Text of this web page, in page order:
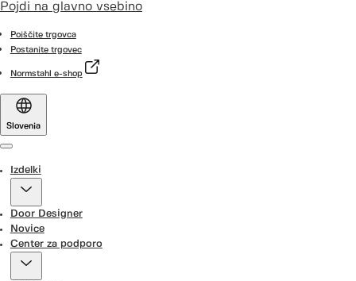
Pojdi na glavno vsebino
Poiščite trgovca
Postanite trgovec
Normstahl e-shop
Slovenia
Izdelki
Door Designer
Novice
Center za podporo